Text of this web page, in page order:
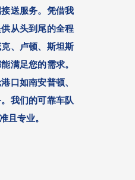
送服务。凭借我
从头到尾的全程
、卢顿、斯坦斯
满足您的需求。
口如南安普顿、
我们的可靠车队
且专业。